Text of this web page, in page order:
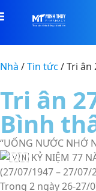
Nhà /Tin tức / Tri ân
Tri ân
Bình
“UỐNG NƯỚC NHỚ
KỶ NIỆM 77
(27/07/1947 – 27/07/
Trong 2 ngày 26-27/